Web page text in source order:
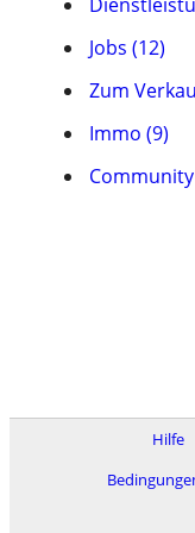
Jobs (12)
Zum
Immo (9)
Hilfe